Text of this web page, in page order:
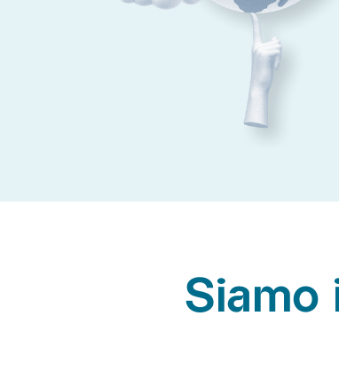
Siamo